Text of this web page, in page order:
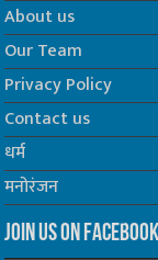
About us
Our Team
Privacy Policy
Contact us
धर्म
मनोरंजन
Join us on Facebook